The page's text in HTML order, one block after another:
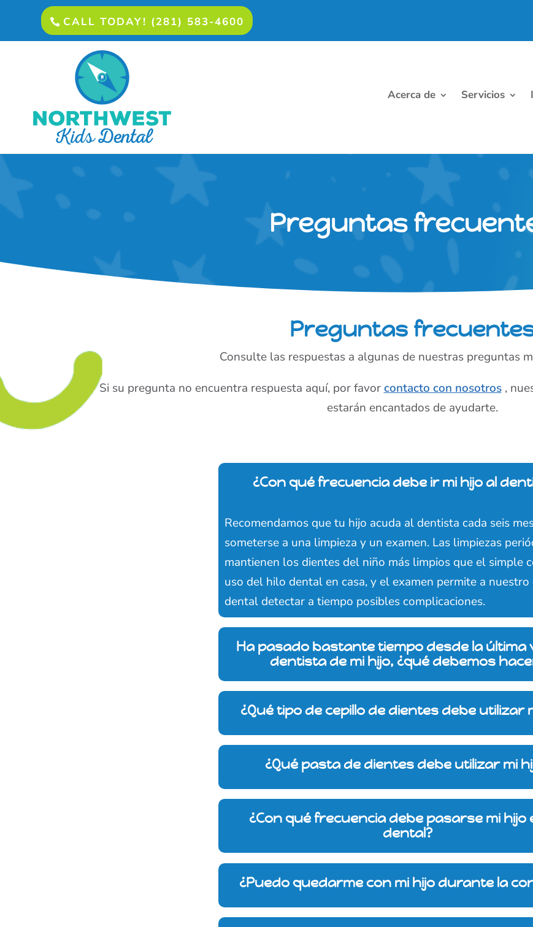
CALL TODAY! (281) 583-4600
Acerca de Servicios
Preguntas
Preguntas
Consulte las respuestas a algunas de nuestras preguntas
Si su pregunta no encuentra respuesta aquí, por favorcontacto con nosotros,
estarán encantados de ayudarte.
¿Con qué frecuencia debe ir mi hijo al
Recomendamos que tu hijo acuda al dentista cada seis
someterse a una limpieza y un examen. Las limpiezas
mantienen los dientes del niño más limpios que el simple
uso del hilo dental en casa, y el examen permite a nuestro
dental detectar a tiempo posibles complicaciones.
Ha pasado bastante tiempo desde la última
dentista de mi hijo, ¿qué debemos
¿Qué tipo de cepillo de dientes debe utilizar
¿Qué pasta de dientes debe utilizar mi
¿Con qué frecuencia debe pasarse mi hijo
dental?
¿Puedo quedarme con mi hijo durante la